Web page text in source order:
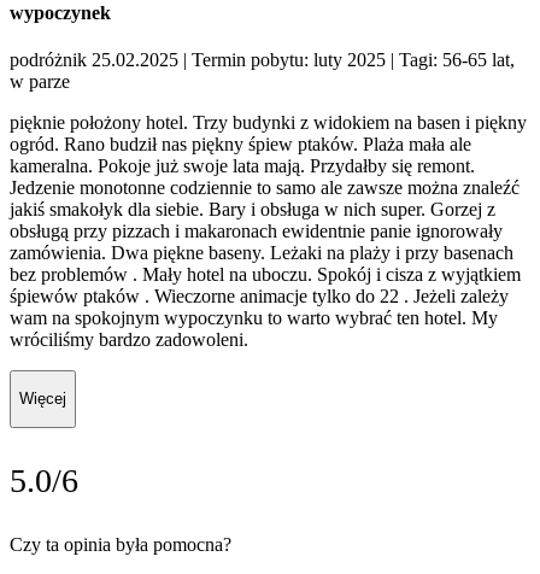
wypoczynek
podróżnik 25.02.2025 | Termin pobytu: luty 2025 | Tagi: 56-65 lat,
w parze
pięknie położony hotel. Trzy budynki z widokiem na basen i piękny
ogród. Rano budził nas piękny śpiew ptaków. Plaża mała ale
kameralna. Pokoje już swoje lata mają. Przydałby się remont.
Jedzenie monotonne codziennie to samo ale zawsze można znaleźć
jakiś smakołyk dla siebie. Bary i obsługa w nich super. Gorzej z
obsługą przy pizzach i makaronach ewidentnie panie ignorowały
zamówienia. Dwa piękne baseny. Leżaki na plaży i przy basenach
bez problemów . Mały hotel na uboczu. Spokój i cisza z wyjątkiem
śpiewów ptaków . Wieczorne animacje tylko do 22 . Jeżeli zależy
wam na spokojnym wypoczynku to warto wybrać ten hotel. My
wróciliśmy bardzo zadowoleni.
Więcej
5.0/6
Czy ta opinia była pomocna?